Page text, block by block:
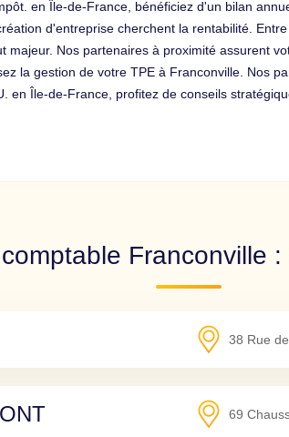
en Île-de-France, bénéficiez d'un bilan
d'entreprise cherchent la rentabilité.
Nos partenaires à proximité assurent
la gestion de votre TPE à Franconville. Nos
en Île-de-France, profitez de conseils
Franconville
38 Rue
69